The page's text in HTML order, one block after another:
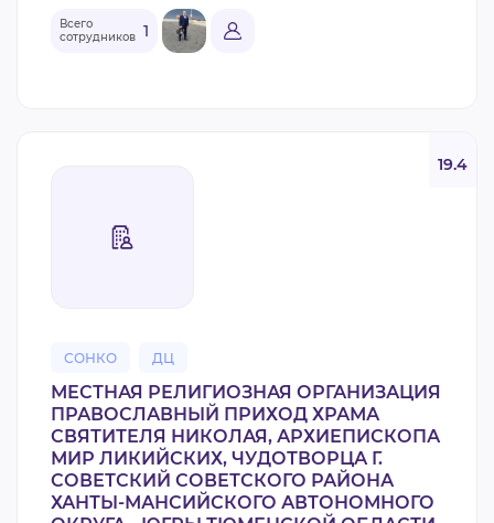
Всего
сотрудников 1
СОНКО ДЦ
19.4
МЕСТНАЯ РЕЛИГИОЗНАЯ ОРГАНИЗАЦИЯ
ПРАВОСЛАВНЫЙ ПРИХОД ХРАМА
СВЯТИТЕЛЯ НИКОЛАЯ, АРХИЕПИСКОПА
МИР ЛИКИЙСКИХ, ЧУДОТВОРЦА Г.
СОВЕТСКИЙ СОВЕТСКОГО РАЙОНА
ХАНТЫ-МАНСИЙСКОГО АВТОНОМНОГО